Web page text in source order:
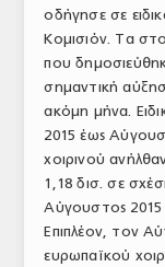
ΕΛΛΗΝΙΚΗ
ΕΥΡΩΠΑΪΚΗ
ΤΟ ΠΕΡΙΟΔΙΚΟ
Profile
ΑΡΧΕΙΟ ΤΕΥΧΩΝ
οδήγησε σε
Κομισιόν. Τα
που
σημαντική
ακόμη μήνα.
2015 έως
χοιρινού
1,18 δισ. σε
Αύγουστος 2015
Επιπλέον, τον
ευρωπαϊκού